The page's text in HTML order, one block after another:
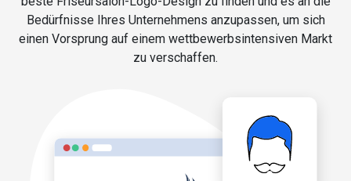
Bedürfnisse Ihres Unternehmens anzupassen, um sich
einen Vorsprung auf einem wettbewerbsintensiven Markt
zu verschaffen.